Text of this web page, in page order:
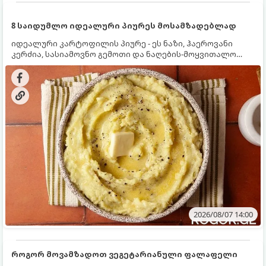
8 საიდუმლო იდეალური პიურეს მოსამზადებლად
იდეალური კარტოფილის პიურე - ეს ნაზი, ჰაეროვანი
კერძია, სასიამოვნო გემოთი და ნაღების-მოყვითალო
ფერით. მისი მომზადება ძალიან მარტივია, მაგრამ
არსებობს რამდენიმე საიდუმლო, რომლებიც უნდა
იცოდეთ, რომ პიურე იდეალურად გემრიელი გამოვიდეს.
2026/08/07 14:00
როგორ მოვამზადოთ ვეგეტარიანული ფალაფელი